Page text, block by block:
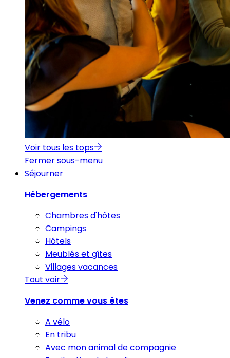
Voir tous les tops
Fermer sous-menu
Séjourner
Hébergements
Chambres d'hôtes
Campings
Hôtels
Meublés et gîtes
Villages vacances
Tout voir
Venez comme vous êtes
A vélo
En tribu
Avec mon animal de compagnie